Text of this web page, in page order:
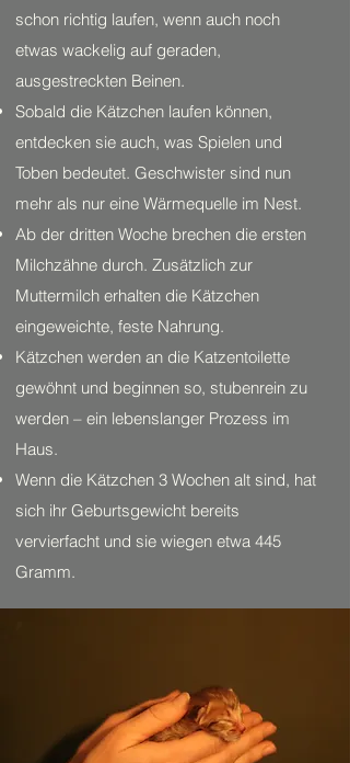
schon richtig laufen, wenn auch noch
etwas wackelig auf geraden,
ausgestreckten Beinen.
Sobald die Kätzchen laufen können,
entdecken sie auch, was Spielen und
Toben bedeutet. Geschwister sind nun
mehr als nur eine Wärmequelle im Nest.
Ab der dritten Woche brechen die ersten
Milchzähne durch. Zusätzlich zur
Muttermilch erhalten die Kätzchen
eingeweichte, feste Nahrung.
Kätzchen werden an die Katzentoilette
gewöhnt und beginnen so, stubenrein zu
werden – ein lebenslanger Prozess im
Haus.
Wenn die Kätzchen 3 Wochen alt sind, hat
sich ihr Geburtsgewicht bereits
vervierfacht und sie wiegen etwa 445
Gramm.